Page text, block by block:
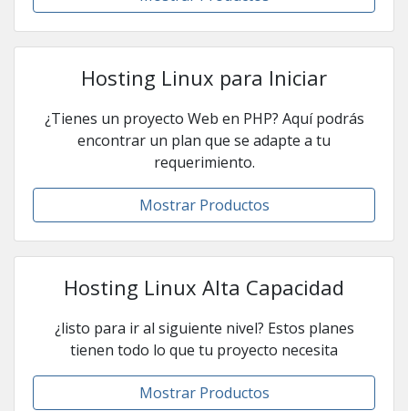
Hosting Linux para Iniciar
¿Tienes un proyecto Web en PHP? Aquí podrás
encontrar un plan que se adapte a tu
requerimiento.
Mostrar Productos
Hosting Linux Alta Capacidad
¿listo para ir al siguiente nivel? Estos planes
tienen todo lo que tu proyecto necesita
Mostrar Productos